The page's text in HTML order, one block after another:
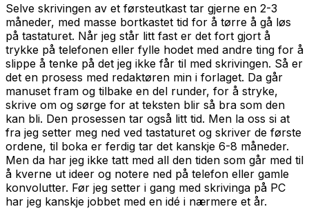
Selve skrivingen av et førsteutkast tar gjerne en 2-3
måneder, med masse bortkastet tid for å tørre å gå løs
på tastaturet. Når jeg står litt fast er det fort gjort å
trykke på telefonen eller fylle hodet med andre ting for å
slippe å tenke på det jeg ikke får til med skrivingen. Så er
det en prosess med redaktøren min i forlaget. Da går
manuset fram og tilbake en del runder, for å stryke,
skrive om og sørge for at teksten blir så bra som den
kan bli. Den prosessen tar også litt tid. Men la oss si at
fra jeg setter meg ned ved tastaturet og skriver de første
ordene, til boka er ferdig tar det kanskje 6-8 måneder.
Men da har jeg ikke tatt med all den tiden som går med til
å kverne ut ideer og notere ned på telefon eller gamle
konvolutter. Før jeg setter i gang med skrivinga på PC
har jeg kanskje jobbet med en idé i nærmere et år.